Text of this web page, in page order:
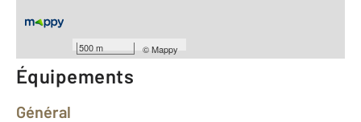
500 m ©Mappy
Année construction : 1958
Équipements
Général